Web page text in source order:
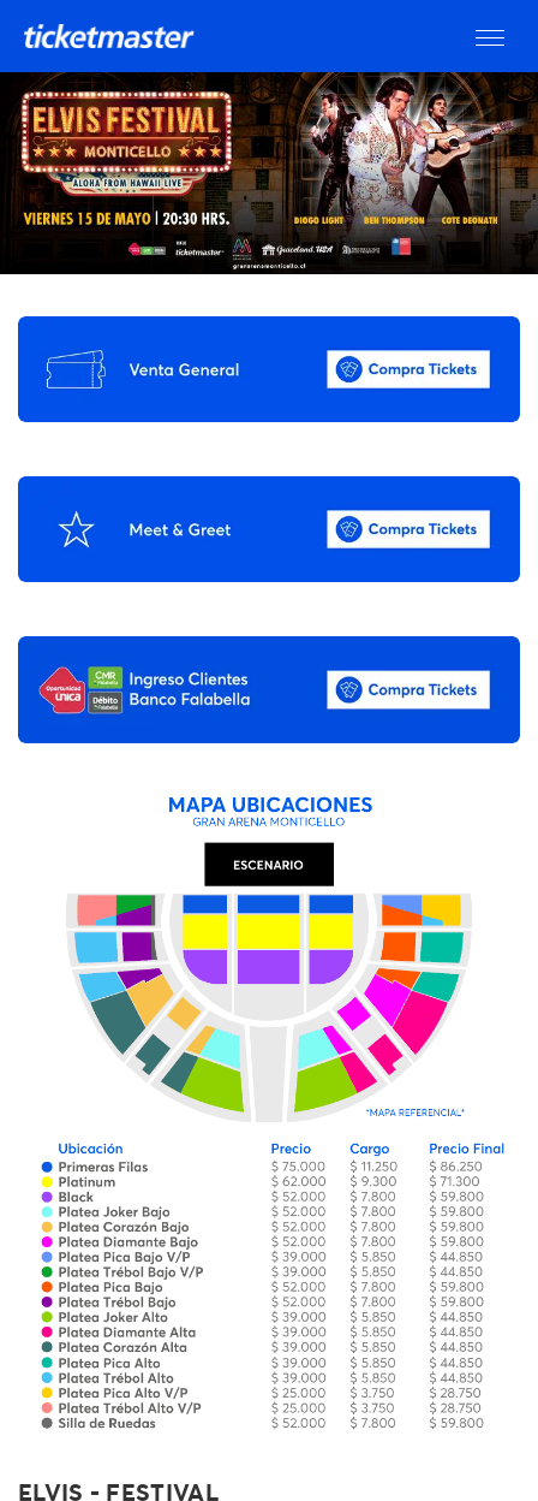
ELVIS - FESTIVAL